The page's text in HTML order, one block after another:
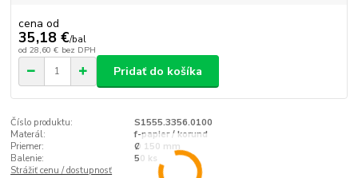
cena od
35,18 €/bal
od 28,60 € bez DPH
Pridať do košíka
Číslo produktu:
S1555.3356.0100
Materál:
f-papier / korund
Priemer:
Ø 150 mm
Balenie:
50 ks
Strážiť cenu / dostupnosť